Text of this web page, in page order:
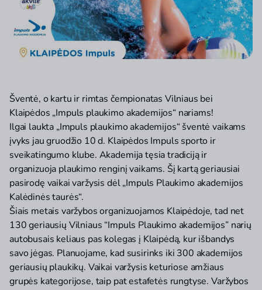
Šventė, o kartu ir rimtas čempionatas Vilniaus bei
Klaipėdos „Impuls plaukimo akademijos“ nariams!
Ilgai laukta „Impuls plaukimo akademijos“ šventė vaikams
įvyks jau gruodžio 10 d. Klaipėdos Impuls sporto ir
sveikatingumo klube. Akademija tęsia tradiciją ir
organizuoja plaukimo renginį vaikams. Šį kartą geriausiai
pasirodę vaikai varžysis dėl „Impuls Plaukimo akademijos
Kalėdinės taurės“.
Šiais metais varžybos organizuojamos Klaipėdoje, tad net
130 geriausių Vilniaus “Impuls Plaukimo akademijos” narių
autobusais keliaus pas kolegas į Klaipėdą, kur išbandys
savo jėgas. Planuojame, kad susirinks iki 300 akademijos
geriausių plaukikų. Vaikai varžysis keturiose amžiaus
grupės kategorijose, taip pat estafetės rungtyse. Varžybos